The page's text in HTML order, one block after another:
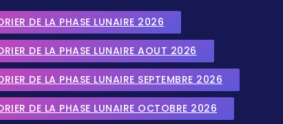
DE LA PHASE LUNAIRE 2026
DE LA PHASE LUNAIRE AOUT 2026
DE LA PHASE LUNAIRE SEPTEMBRE 2026
DE LA PHASE LUNAIRE OCTOBRE 2026